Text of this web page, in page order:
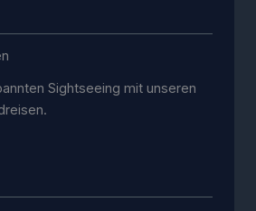
Sightseeing mit unseren